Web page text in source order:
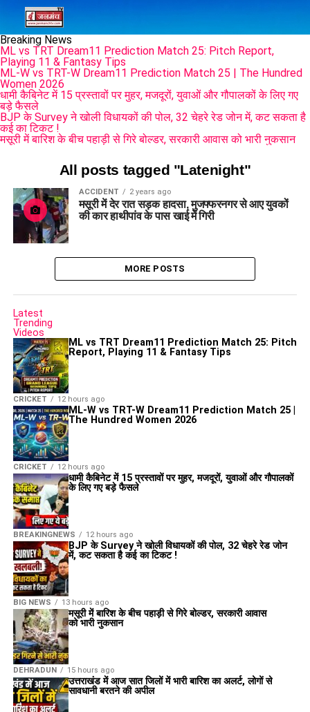
Breaking News
ML vs TRT Dream11 Prediction Match 25: Pitch Report,
Playing 11 & Fantasy Tips
ML-W vs TRT-W Dream11 Prediction Match 25 | The Hundred
Women 2026
धामी कैबिनेट में 15 प्रस्तावों पर मुहर, मजदूरों, युवाओं और गौपालकों के लिए गए
बड़े फैसले
BJP के Survey ने खोली विधायकों की पोल, 32 चेहरे रेड जोन में, कट सकता है
कई का टिकट !
मसूरी में बारिश के बीच पहाड़ी से गिरे बोल्डर, सरकारी आवास को भारी नुकसान
All posts tagged "Latenight"
ACCIDENT 2 years ago
मसूरी में देर रात सड़क हादसा, मुजफ्फरनगर से आए युवकों
की कार हाथीपांव के पास खाई में गिरी
MORE POSTS
Latest
Trending
Videos
CRICKET 12 hours ago
ML vs TRT Dream11 Prediction Match 25: Pitch
Report, Playing 11 & Fantasy Tips
CRICKET 12 hours ago
ML-W vs TRT-W Dream11 Prediction Match 25 |
The Hundred Women 2026
BREAKINGNEWS 12 hours ago
धामी कैबिनेट में 15 प्रस्तावों पर मुहर, मजदूरों, युवाओं और गौपालकों
के लिए गए बड़े फैसले
BIG NEWS 13 hours ago
BJP के Survey ने खोली विधायकों की पोल, 32 चेहरे रेड जोन
में, कट सकता है कई का टिकट !
DEHRADUN 15 hours ago
मसूरी में बारिश के बीच पहाड़ी से गिरे बोल्डर, सरकारी आवास
को भारी नुकसान
उत्तराखंड में आज सात जिलों में भारी बारिश का अलर्ट, लोगों से
सावधानी बरतने की अपील